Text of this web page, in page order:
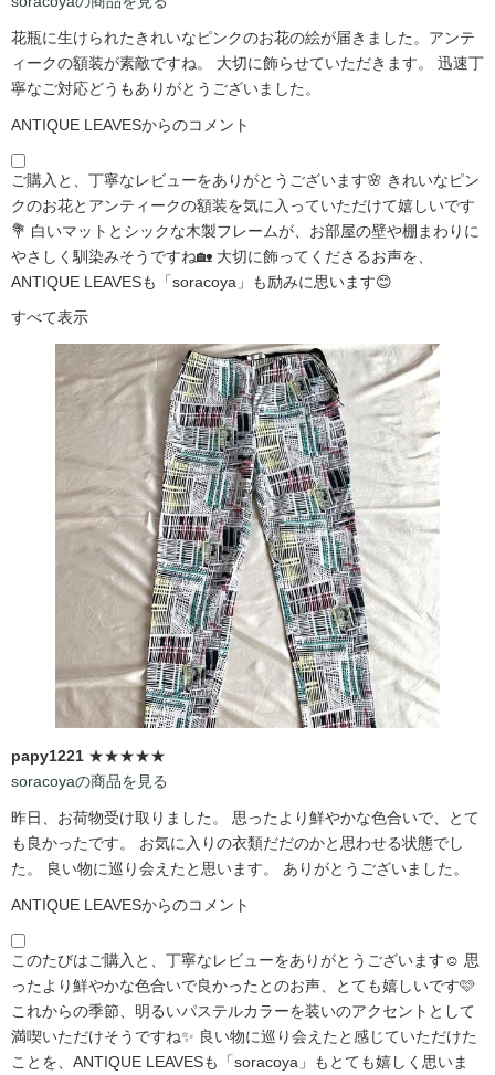
花瓶に生けられたきれいなピンクのお花の絵が届きました。アンテ
ィークの額装が素敵ですね。 大切に飾らせていただきます。 迅速丁
寧なご対応どうもありがとうございました。
ANTIQUE LEAVESからのコメント
ご購入と、丁寧なレビューをありがとうございます🌸 きれいなピン
クのお花とアンティークの額装を気に入っていただけて嬉しいです
💐 白いマットとシックな木製フレームが、お部屋の壁や棚まわりに
やさしく馴染みそうですね🏡 大切に飾ってくださるお声を、
ANTIQUE LEAVESも「soracoya」も励みに思います😊
すべて表示
papy1221 ★★★★★
soracoyaの商品を見る
昨日、お荷物受け取りました。 思ったより鮮やかな色合いで、とて
も良かったです。 お気に入りの衣類だだのかと思わせる状態でし
た。 良い物に巡り会えたと思います。 ありがとうございました。
ANTIQUE LEAVESからのコメント
このたびはご購入と、丁寧なレビューをありがとうございます☺️ 思
ったより鮮やかな色合いで良かったとのお声、とても嬉しいです🩷
これからの季節、明るいパステルカラーを装いのアクセントとして
満喫いただけそうですね✨ 良い物に巡り会えたと感じていただけた
ことを、ANTIQUE LEAVESも「soracoya」もとても嬉しく思いま